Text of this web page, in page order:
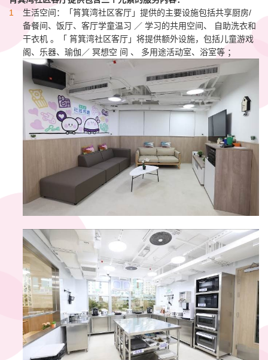
生活空间：「筲箕湾社区客厅」提供的主要设施包括共享厨房/
备餐间、饭厅、客厅学童温习 ／ 学习的共用空间、 自助洗衣和
干衣机 。「 筲箕湾社区客厅」将提供额外设施，包括儿童游戏
阁、乐器、瑜伽／ 冥想空 间 、 多用途活动室、浴室等 ；